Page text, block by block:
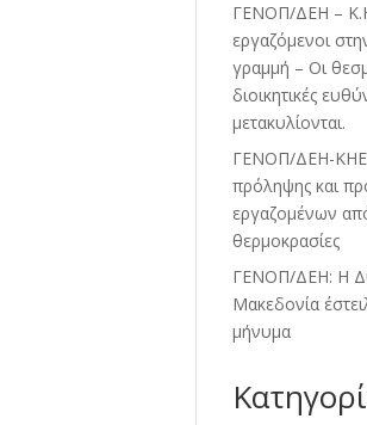
ΓΕΝΟΠ/ΔΕΗ –
εργαζόμενοι
γραμμή – Οι
διοικητικές
μετακυλίονται.
ΓΕΝΟΠ/ΔΕΗ-
πρόληψης και
εργαζομένων
θερμοκρασίες
ΓΕΝΟΠ/ΔΕΗ: Η
Μακεδονία
μήνυμα